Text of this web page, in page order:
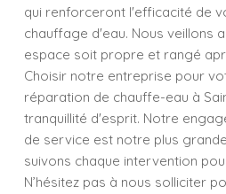
qui renforceront l'efficacité de
chauffage d'eau. Nous veillons
espace soit propre et rangé
Choisir notre entreprise pour
réparation de chauffe-eau à
tranquillité d'esprit. Notre
de service est notre plus
suivons chaque intervention
N’hésitez pas à nous solliciter